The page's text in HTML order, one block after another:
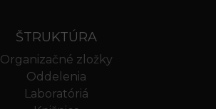
ŠTRUKTÚRA
Organizačné zložky
Oddelenia
Laboratóriá